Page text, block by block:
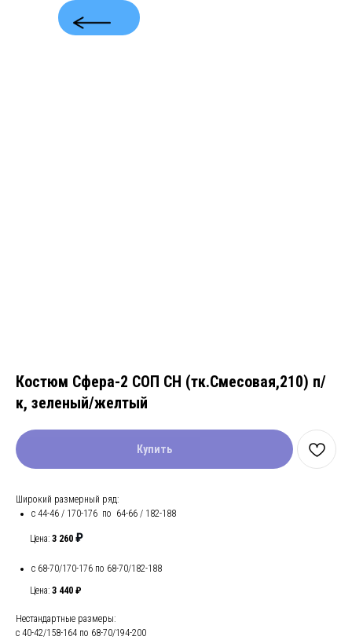
Костюм Сфера-2 СОП CH (тк.Смесовая,210) п/
к, зеленый/желтый
Купить
Широкий размерный ряд:
с 44-46 / 170-176 по 64-66 / 182-188
Цена: 3 260 ₽
с 68-70/170-176 по 68-70/182-188
Цена: 3 440 ₽
Нестандартные размеры:
с 40-42/158-164 по 68-70/194-200